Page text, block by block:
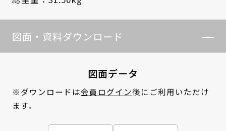
図面・資料ダウンロード
図面データ
※ダウンロードは会員ログイン後にご利用いただけ
ます。